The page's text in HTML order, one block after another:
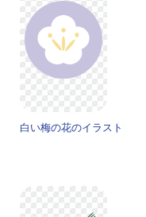
白い梅の花のイラスト